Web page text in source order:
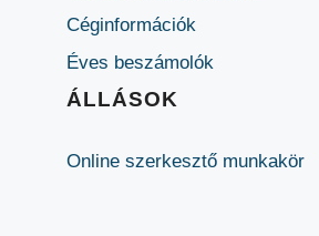
Céginformációk
Éves beszámolók
ÁLLÁSOK
Online szerkesztő munkakör